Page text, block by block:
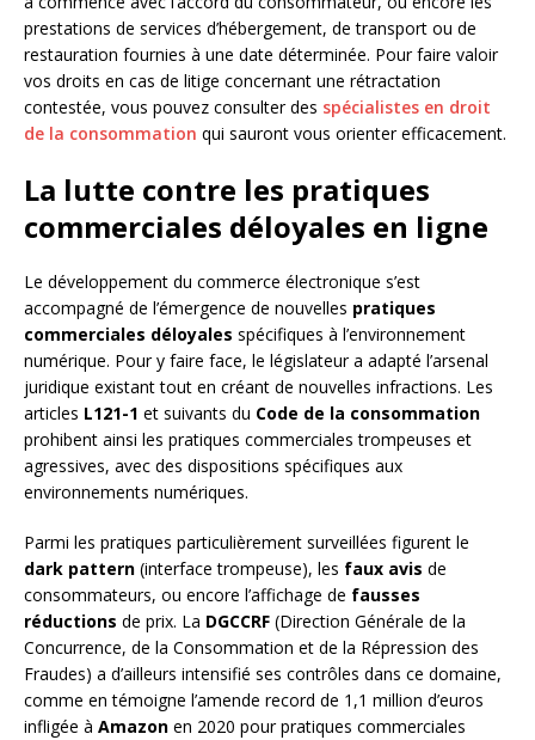
prestations de services d’hébergement, de transport ou de
restauration fournies à une date déterminée. Pour faire valoir
vos droits en cas de litige concernant une rétractation
contestée, vous pouvez consulter des spécialistes en droit
de la consommation qui sauront vous orienter efficacement.
La lutte contre les pratiques
commerciales déloyales en ligne
Le développement du commerce électronique s’est
accompagné de l’émergence de nouvelles pratiques
commerciales déloyales spécifiques à l’environnement
numérique. Pour y faire face, le législateur a adapté l’arsenal
juridique existant tout en créant de nouvelles infractions. Les
articles L121-1 et suivants du Code de la consommation
prohibent ainsi les pratiques commerciales trompeuses et
agressives, avec des dispositions spécifiques aux
environnements numériques.
Parmi les pratiques particulièrement surveillées figurent le
dark pattern (interface trompeuse), les faux avis de
consommateurs, ou encore l’affichage de fausses
réductions de prix. La DGCCRF (Direction Générale de la
Concurrence, de la Consommation et de la Répression des
Fraudes) a d’ailleurs intensifié ses contrôles dans ce domaine,
comme en témoigne l’amende record de 1,1 million d’euros
infligée à Amazon en 2020 pour pratiques commerciales